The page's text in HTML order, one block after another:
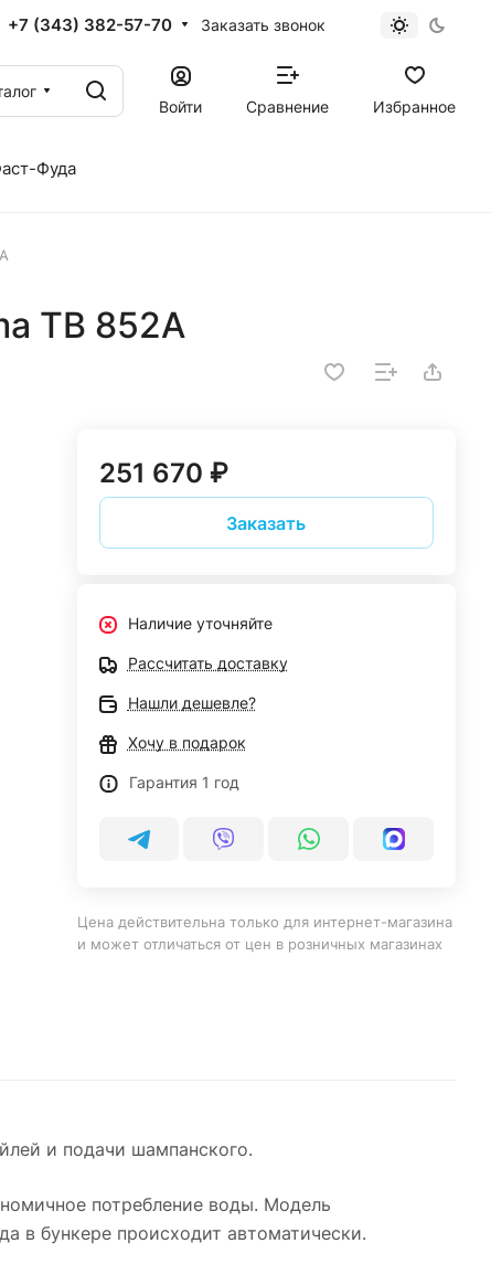
+7 (343) 382-57-70 Заказать звонок
Войти
Сравнение Избранное
Фуда
TB 852A
251 670 ₽
Заказать
Наличие уточняйте
Рассчитать доставку
Нашли дешевле?
Хочу в подарок
Гарантия 1 год
Цена действительна только для интернет-магазина
и может отличаться от цен в розничных магазинах
и подачи шампанского.
потребление воды. Модель
в бункере происходит автоматически.